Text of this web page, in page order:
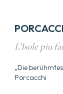
L’Isole piu
„Die
Porcacchi